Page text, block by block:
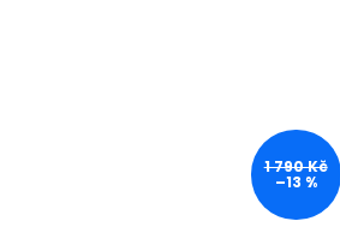
1 790 Kč
–13 %